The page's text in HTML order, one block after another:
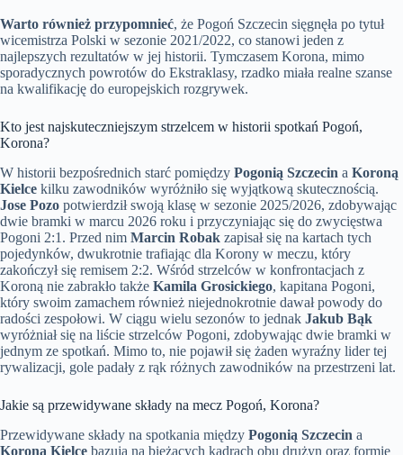
Warto również przypomnieć, że Pogoń Szczecin sięgnęła po tytuł
wicemistrza Polski w sezonie 2021/2022, co stanowi jeden z
najlepszych rezultatów w jej historii. Tymczasem Korona, mimo
sporadycznych powrotów do Ekstraklasy, rzadko miała realne szanse
na kwalifikację do europejskich rozgrywek.
Kto jest najskuteczniejszym strzelcem w historii spotkań Pogoń,
Korona?
W historii bezpośrednich starć pomiędzy Pogonią Szczecin a Koroną
Kielce kilku zawodników wyróżniło się wyjątkową skutecznością.
Jose Pozo potwierdził swoją klasę w sezonie 2025/2026, zdobywając
dwie bramki w marcu 2026 roku i przyczyniając się do zwycięstwa
Pogoni 2:1. Przed nim Marcin Robak zapisał się na kartach tych
pojedynków, dwukrotnie trafiając dla Korony w meczu, który
zakończył się remisem 2:2. Wśród strzelców w konfrontacjach z
Koroną nie zabrakło także Kamila Grosickiego, kapitana Pogoni,
który swoim zamachem również niejednokrotnie dawał powody do
radości zespołowi. W ciągu wielu sezonów to jednak Jakub Bąk
wyróżniał się na liście strzelców Pogoni, zdobywając dwie bramki w
jednym ze spotkań. Mimo to, nie pojawił się żaden wyraźny lider tej
rywalizacji, gole padały z rąk różnych zawodników na przestrzeni lat.
Jakie są przewidywane składy na mecz Pogoń, Korona?
Przewidywane składy na spotkania między Pogonią Szczecin a
Koroną Kielce bazują na bieżących kadrach obu drużyn oraz formie